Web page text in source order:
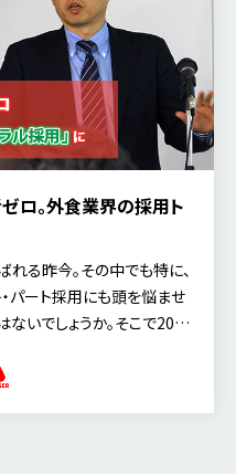
ロ。外食業界の採用ト
る昨今。その中でも特に、
パート採用にも頭を悩ませ
いでしょうか。そこで2018